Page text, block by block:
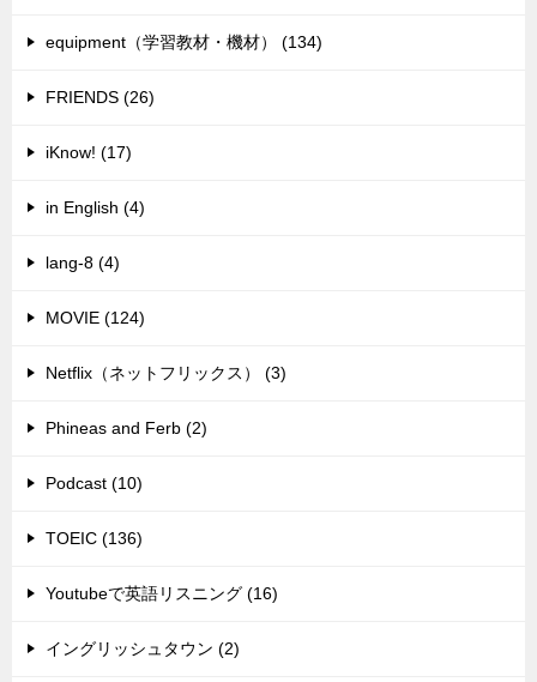
equipment（学習教材・機材） (134)
FRIENDS (26)
iKnow! (17)
in English (4)
lang-8 (4)
MOVIE (124)
Netflix（ネットフリックス） (3)
Phineas and Ferb (2)
Podcast (10)
TOEIC (136)
Youtubeで英語リスニング (16)
イングリッシュタウン (2)